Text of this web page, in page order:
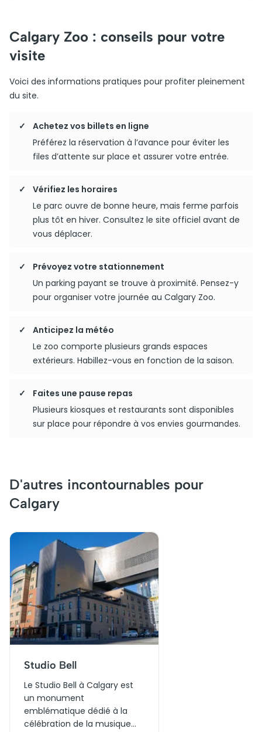
Calgary Zoo : conseils pour votre
visite
Voici des informations pratiques pour profiter pleinement
du site.
Achetez vos billets en ligne
Préférez la réservation à l’avance pour éviter les
files d’attente sur place et assurer votre entrée.
Vérifiez les horaires
Le parc ouvre de bonne heure, mais ferme parfois
plus tôt en hiver. Consultez le site officiel avant de
vous déplacer.
Prévoyez votre stationnement
Un parking payant se trouve à proximité. Pensez-y
pour organiser votre journée au Calgary Zoo.
Anticipez la météo
Le zoo comporte plusieurs grands espaces
extérieurs. Habillez-vous en fonction de la saison.
Faites une pause repas
Plusieurs kiosques et restaurants sont disponibles
sur place pour répondre à vos envies gourmandes.
D'autres incontournables pour
Calgary
Studio Bell
Le Studio Bell à Calgary est
un monument
emblématique dédié à la
célébration de la musique